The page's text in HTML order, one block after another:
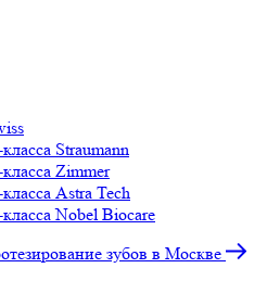
Straumann
Zimmer
Astra Tech
Nobel Biocare
зубов в Москве